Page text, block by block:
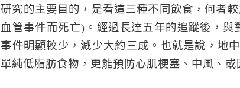
研究的主要目的，是看這三種不同飲食，何者
血管事件而死亡)。經過長達五年的追蹤後，
事件明顯較少，減少大約三成。也就是說，地
單純低脂肪食物，更能預防心肌梗塞、中風、或